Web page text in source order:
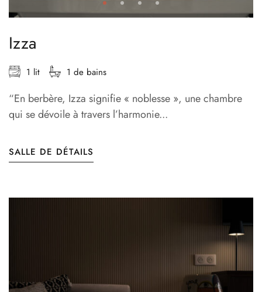
Izza
1 lit 1 de bains
“En berbère, Izza signifie « noblesse », une chambre
qui se dévoile à travers l’harmonie...
SALLE DE DÉTAILS